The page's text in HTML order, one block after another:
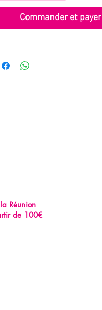
Commander et payer
Réunion
de 100€